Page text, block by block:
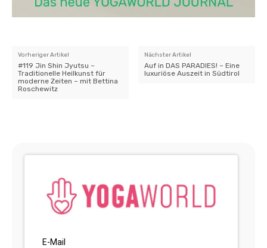
Vorheriger Artikel
#119 Jin Shin Jyutsu –
Traditionelle Heilkunst für
moderne Zeiten – mit Bettina
Roschewitz
Nächster Artikel
Auf in DAS PARADIES! – Eine
luxuriöse Auszeit in Südtirol